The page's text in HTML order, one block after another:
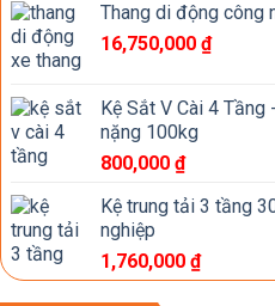
Thang di động công
16,750,000 ₫
Kệ Sắt V Cài 4
nặng 100kg
800,000 ₫
Kệ trung tải 3 tầng
nghiệp
1,760,000 ₫